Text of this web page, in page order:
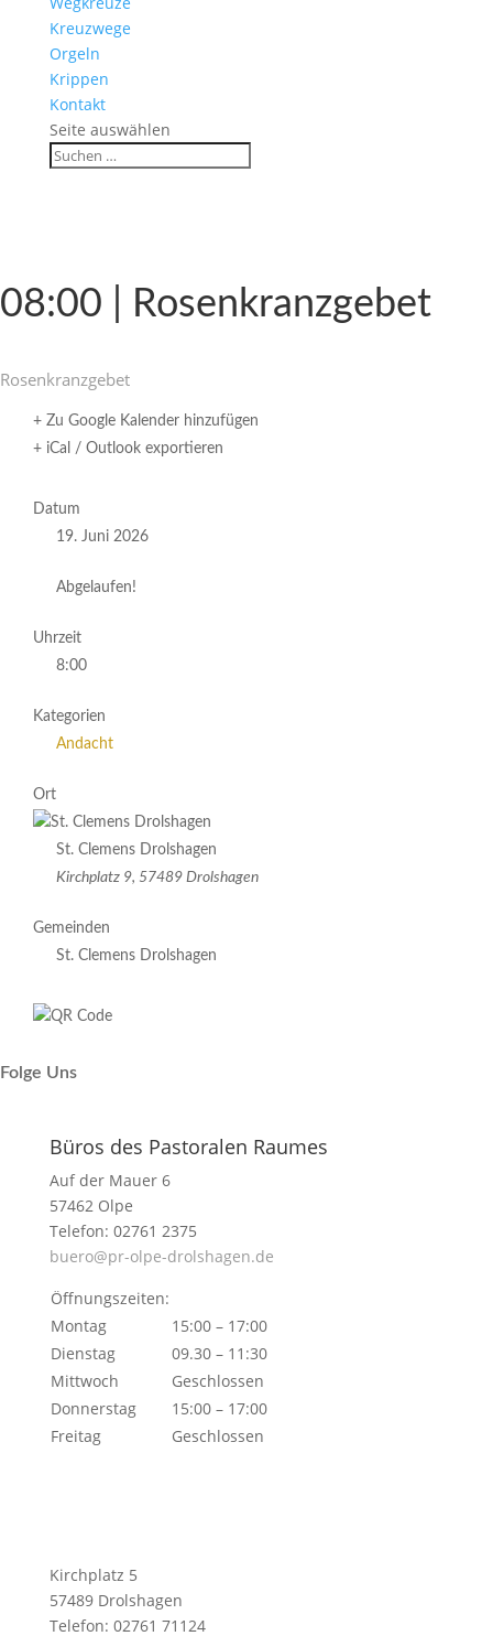
Kreuz­wege
Orgeln
Krippen
Kontakt
Seite auswählen
08:00 | Rosenkranzgebet
Rosen­kranz­gebet
+ Zu Google Kalender hinzufügen
+ iCal / Outlook exportieren
Datum
19. Juni 2026
Abgelaufen!
Uhrzeit
8:00
Kategorien
Andacht
Ort
St. Clemens Drolshagen
Kirchplatz 9, 57489 Drolshagen
Gemeinden
St. Clemens Drolshagen
Folge Uns
Büros des Pastoralen Raumes
Auf der Mauer 6
57462 Olpe
Telefon: 02761 2375
buero@pr-olpe-drolshagen.de
Öffnungszeiten:
Montag
15:00 – 17:00
Dienstag
09.30 – 11:30
Mittwoch
Geschlossen
Donnerstag
15:00 – 17:00
Freitag
Geschlossen
Kirchplatz 5
57489 Drolshagen
Telefon: 02761 71124